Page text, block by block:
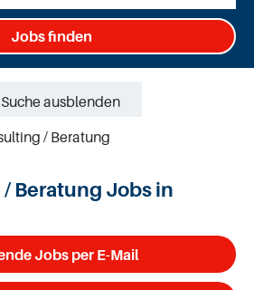
Jobs finden
Suche ausblenden
/ Beratung
Beratung Jobs in
Jobs per E-Mail